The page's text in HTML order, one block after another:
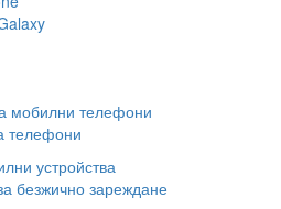
мобилни телефони
телефони
устройства
безжично зареждане